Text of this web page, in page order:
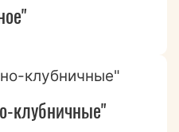
клубничные"